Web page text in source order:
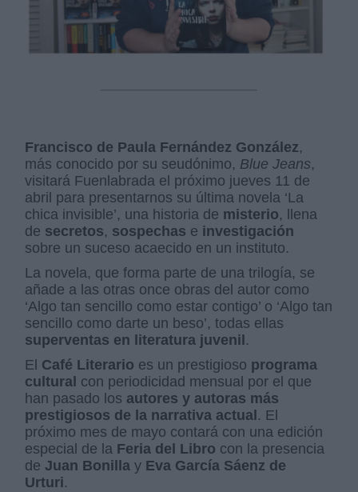
Francisco de Paula Fernández González,
más conocido por su seudónimo, Blue Jeans,
visitará Fuenlabrada el próximo jueves 11 de
abril para presentarnos su última novela ‘La
chica invisible’, una historia de misterio, llena
de secretos, sospechas e investigación
sobre un suceso acaecido en un instituto.
La novela, que forma parte de una trilogía, se
añade a las otras once obras del autor como
‘Algo tan sencillo como estar contigo’ o ‘Algo tan
sencillo como darte un beso’, todas ellas
superventas en literatura juvenil .
El Café Literario es un prestigioso programa
cultural con periodicidad mensual por el que
han pasado los autores y autoras más
prestigiosos de la narrativa actual . El
próximo mes de mayo contará con una edición
especial de la Feria del Libro con la presencia
de Juan Bonilla y Eva García Sáenz de
Urturi.